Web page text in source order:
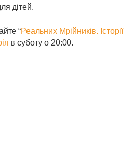
дітей.
“Реальних Мрійників. Історії
в суботу о 20:00.